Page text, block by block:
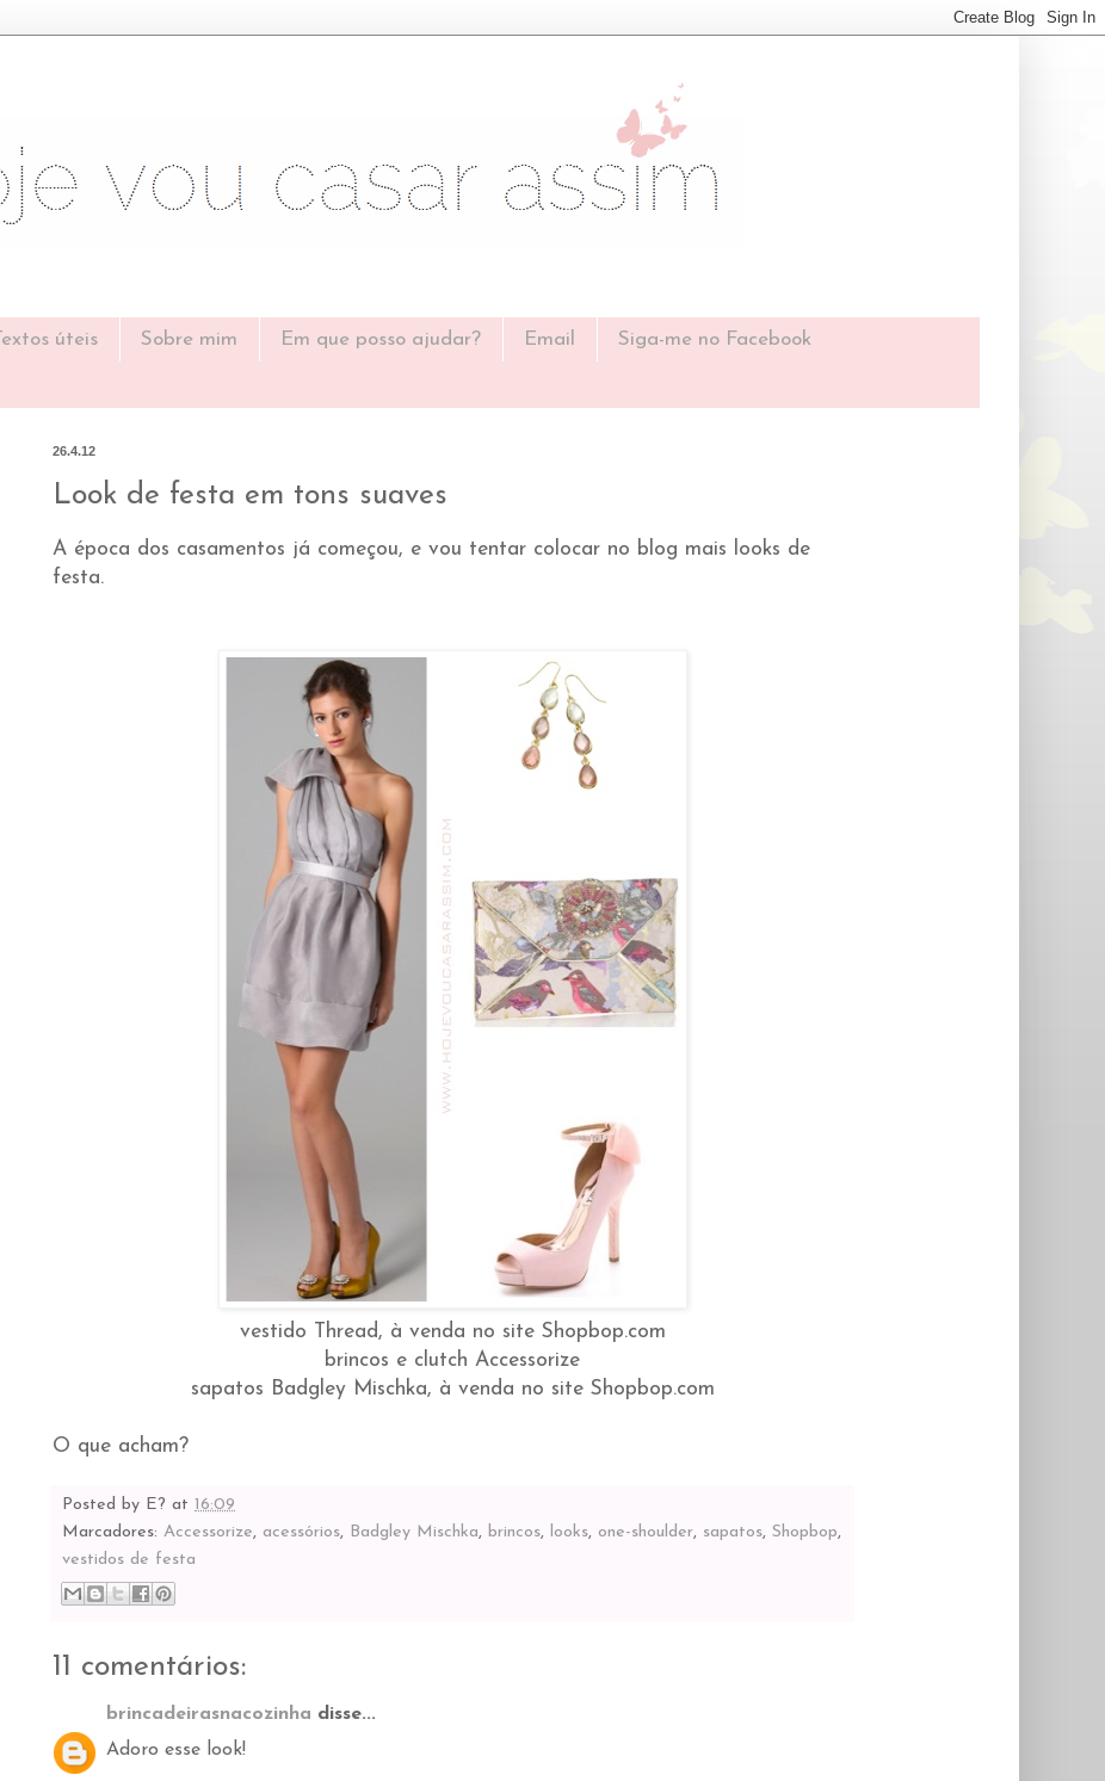
Textos úteis Sobre mim Em que posso ajudar? Email Siga-me no Facebook
26.4.12
Look de festa em tons suaves
A época dos casamentos já começou, e vou tentar colocar no blog mais looks de
festa.
vestido Thread, à venda no site Shopbop.com
brincos e clutch Accessorize
sapatos Badgley Mischka, à venda no site Shopbop.com
O que acham?
Posted by E? at 16:09
Marcadores: Accessorize, acessórios, Badgley Mischka, brincos, looks, one-shoulder, sapatos, Shopbop,
vestidos de festa
11 comentários:
brincadeirasnacozinha disse...
Adoro esse look!